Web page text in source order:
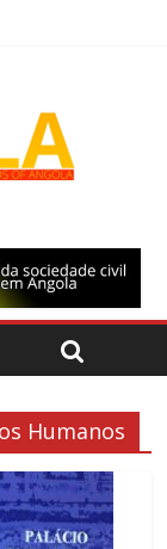
Humanos